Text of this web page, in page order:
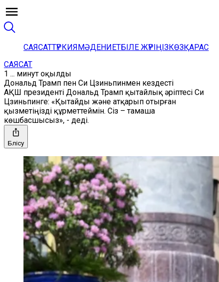
САЯСАТТҮРКИЯМӘДЕНИЕТБІЛЕ ЖҮРІҢІЗКӨЗҚАРАС
САЯСАТ
1 ... минут оқылды
Дональд Трамп пен Си Цзиньпинмен кездесті
АҚШ президенті Дональд Трамп қытайлық әріптесі Си
Цзиньпинге: «Қытайды және атқарып отырған
қызметіңізді құрметтеймін. Сіз – тамаша
көшбасшысыз», - деді.
Бөлісу